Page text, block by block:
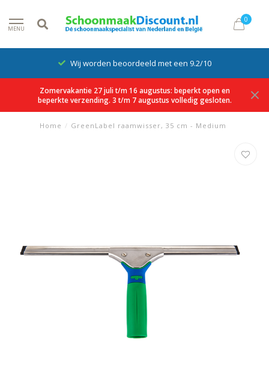
MENU
0
Wij worden beoordeeld met een 9.2/10
Zomervakantie 27 juli t/m 16 augustus: beperkt open en
beperkte verzending. 3 t/m 7 augustus volledig gesloten.
Home / GreenLabel raamwisser, 35 cm - Medium